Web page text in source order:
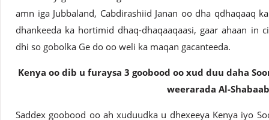
amn iga Jubbaland, Cabdirashiid Janan oo dha qdhaqaaq
dhankeeda ka hortimid dhaq-dhaqaaqaasi, gaar ahaan in
dhi so gobolka Ge do oo weli ka maqan gacanteeda.
Kenya oo dib u furaysa 3 goobood oo xud duu daha
weerarada Al-Shabaab
Saddex goobood oo ah xuduudka u dhexeeya Kenya iyo